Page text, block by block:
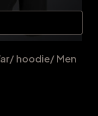
hoodie/ Men